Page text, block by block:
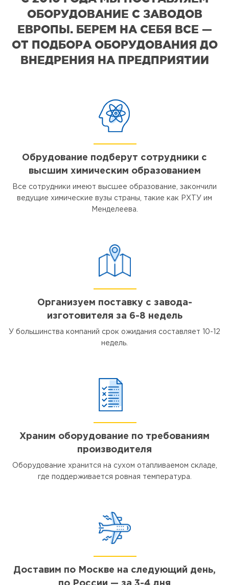
ОБОРУДОВАНИЕ С ЗАВОДОВ
ЕВРОПЫ. БЕРЕМ НА СЕБЯ ВСЕ —
ОТ ПОДБОРА ОБОРУДОВАНИЯ ДО
ВНЕДРЕНИЯ НА ПРЕДПРИЯТИИ
Обрудование подберут сотрудники с
высшим химическим образованием
Все сотрудники имеют высшее образование, закончили
ведущие химические вузы страны, такие как РХТУ им
Менделеева.
Организуем поставку с завода-
изготовителя за 6-8 недель
У большинства компаний срок ожидания составляет 10-12
недель.
Храним оборудование по требованиям
производителя
Оборудование хранится на сухом отапливаемом складе,
где поддерживается ровная температура.
Доставим по Москве на следующий день,
по России — за 3-4 дня